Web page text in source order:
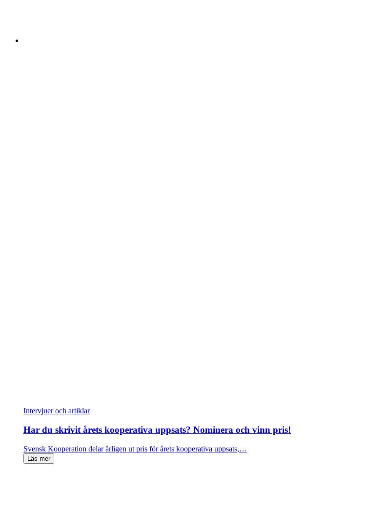
Intervjuer och artiklar
Har du skrivit årets kooperativa uppsats? Nominera och vinn pris!
Svensk Kooperation delar årligen ut pris för årets kooperativa uppsats,…
Läs mer